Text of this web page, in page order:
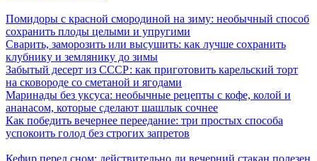
Помидоры с красной смородиной на зиму: необычный способ
сохранить плоды целыми и упругими
Сварить, заморозить или высушить: как лучше сохранить
клубнику и землянику до зимы
Забытый десерт из СССР: как приготовить карельский торт
на сковороде со сметаной и ягодами
Маринады без уксуса: необычные рецепты с кофе, колой и
ананасом, которые сделают шашлык сочнее
Как победить вечернее переедание: три простых способа
успокоить голод без строгих запретов
Кефир перед сном: действительно ли вечерний стакан полезен